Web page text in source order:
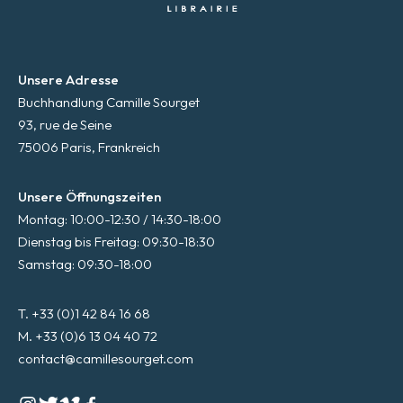
Unsere Adresse
Buchhandlung Camille Sourget
93, rue de Seine
75006 Paris, Frankreich
Unsere Öffnungszeiten
Montag: 10:00-12:30 / 14:30-18:00
Dienstag bis Freitag: 09:30-18:30
Samstag: 09:30-18:00
T. +33 (0)1 42 84 16 68
M. +33 (0)6 13 04 40 72
contact@camillesourget.com